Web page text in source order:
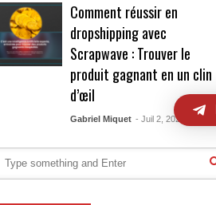
Comment réussir en
dropshipping avec
Scrapwave : Trouver le
produit gagnant en un clin
d’œil
Gabriel Miquet - Juil 2, 2023